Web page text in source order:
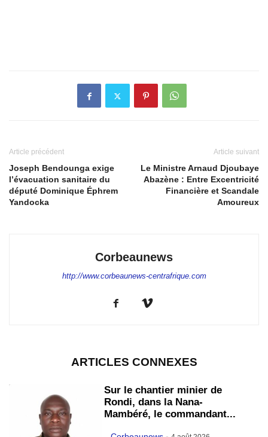
Article précédent
Joseph Bendounga exige
l’évacuation sanitaire du
député Dominique Éphrem
Yandocka
Article suivant
Le Ministre Arnaud Djoubaye
Abazène : Entre Excentricité
Financière et Scandale
Amoureux
Corbeaunews
http://www.corbeaunews-centrafrique.com
ARTICLES CONNEXES
Sur le chantier minier de
Rondi, dans la Nana-
Mambéré, le commandant...